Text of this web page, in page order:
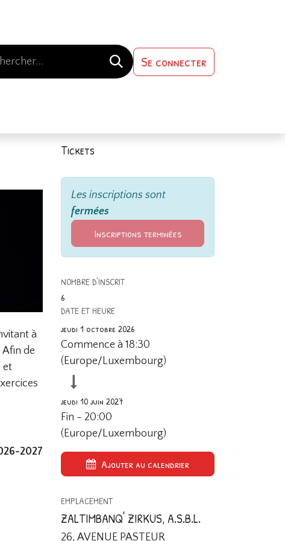
Se connecter
à
de
et
2027
Tickets
Les inscriptions sont
fermées
Inscriptions terminées
NOMBRE D'INSCRIT
6
DATE ET HEURE
jeudi 1 octobre 2026
Commence à 18:30
(Europe/Luxembourg)
jeudi 10 juin 2027
Fin - 20:00
(Europe/Luxembourg)
Ajouter au calendrier
EMPLACEMENT
ZALTIMBANQ' ZIRKUS, A.S.B.L.
26, AVENUE PASTEUR